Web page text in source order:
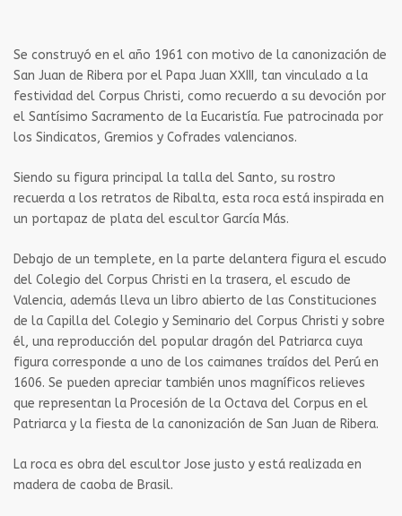
Se construyó en el año 1961 con motivo de la canonización de
San Juan de Ribera por el Papa Juan XXIII, tan vinculado a la
festividad del Corpus Christi, como recuerdo a su devoción por
el Santísimo Sacramento de la Eucaristía. Fue patrocinada por
los Sindicatos, Gremios y Cofrades valencianos.
Siendo su figura principal la talla del Santo, su rostro
recuerda a los retratos de Ribalta, esta roca está inspirada en
un portapaz de plata del escultor García Más.
Debajo de un templete, en la parte delantera figura el escudo
del Colegio del Corpus Christi en la trasera, el escudo de
Valencia, además lleva un libro abierto de las Constituciones
de la Capilla del Colegio y Seminario del Corpus Christi y sobre
él, una reproducción del popular dragón del Patriarca cuya
figura corresponde a uno de los caimanes traídos del Perú en
1606. Se pueden apreciar también unos magníficos relieves
que representan la Procesión de la Octava del Corpus en el
Patriarca y la fiesta de la canonización de San Juan de Ribera.
La roca es obra del escultor Jose justo y está realizada en
madera de caoba de Brasil.